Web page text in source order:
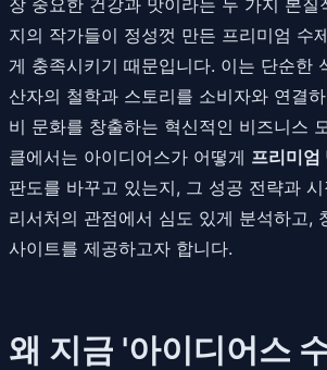
지의 작가들이 정성껏 만든 프리미엄 수
게 충족시키기 때문입니다. 이는 단순한
산자의 철학과 스토리를 소비자와 연결
비 문화를 창출하는 혁신적인 비즈니스
클에서는 아이디어스가 어떻게 프리미엄
판도를 바꾸고 있는지, 그 성공 전략과
리서처의 관점에서 심도 있게 분석하고,
사이트를 제공하고자 합니다.
왜 지금 '아이디어스